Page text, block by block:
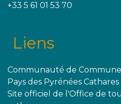
+33 5 61 01 53 70
Liens
Communauté de
Pays des Pyrénées
Site officiel de l'Office de